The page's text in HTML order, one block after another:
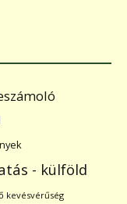
- külföld
kevésvérűség